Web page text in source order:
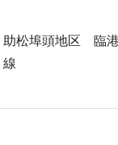
助松埠頭地区 臨
線